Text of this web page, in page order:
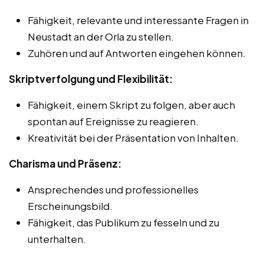
Fähigkeit, relevante und interessante Fragen in
Neustadt an der Orla zu stellen.
Zuhören und auf Antworten eingehen können.
Skriptverfolgung und Flexibilität:
Fähigkeit, einem Skript zu folgen, aber auch
spontan auf Ereignisse zu reagieren.
Kreativität bei der Präsentation von Inhalten.
Charisma und Präsenz:
Ansprechendes und professionelles
Erscheinungsbild.
Fähigkeit, das Publikum zu fesseln und zu
unterhalten.